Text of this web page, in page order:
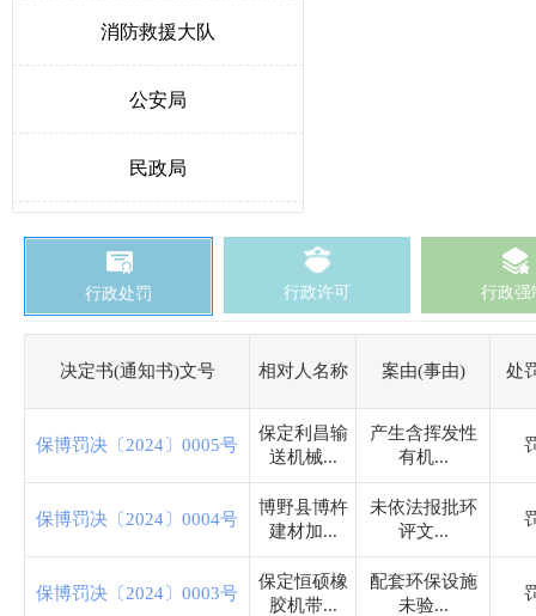
消防救援大队
公安局
民政局
人力资源和社会保障局
生态环境局博野分局
自然资源和规划局
交通运输局
住房和城乡建设局
行政处罚 行政许可 行政强
决定书(通知书)文号 相对人名称 案由(事由) 处
保博罚决〔2024〕0005号
保定利昌输
送机械...
产生含挥发性
有机...
保博罚决〔2024〕0004号
博野县博杵
建材加...
未依法报批环
评文...
保博罚决〔2024〕0003号
保定恒硕橡
胶机带...
配套环保设施
未验...